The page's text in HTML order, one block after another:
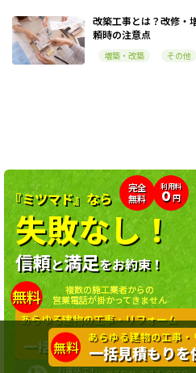
改築工事とは？改修・
頼時の注意点
増築・改築 その他
完全
無料
利用料
0円
『ミツマド』なら
失敗なし！
信頼と満足をお約束！
無料
複数の施工業者からの
営業電話が掛かってきません
あらゆる建物の工事・リフォーム
の
一括見積もりを依頼する
お電話でも
無料
あらゆる建物の工事
一括見積もりを